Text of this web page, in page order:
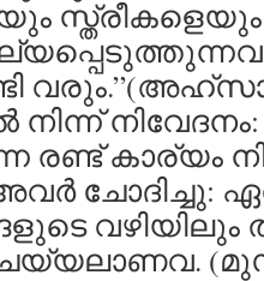
രണ്ട് കാര്യം
ചോദിച്ചു: